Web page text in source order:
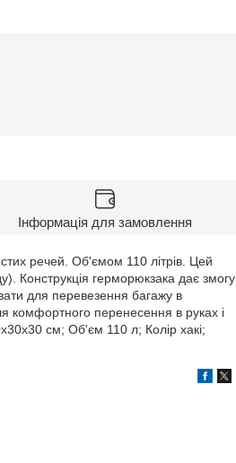
Інформація для замовлення
речей. Об'ємом 110 літрів. Цей
Конструкція герморюкзака дає змогу
для перевезення багажу в
комфортного перенесення в руках і
см; Об'єм 110 л; Колір хакі;